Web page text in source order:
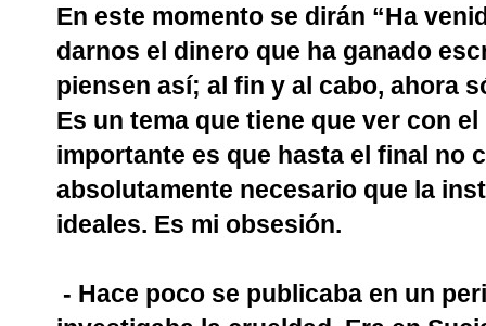
En este momento se dirán “Ha
darnos el dinero que ha ganado
piensen así; al fin y al cabo, ahora
Es un tema que tiene que ver con
importante es que hasta el final no
absolutamente necesario que la
ideales. Es mi obsesión.
- Hace poco se publicaba en un